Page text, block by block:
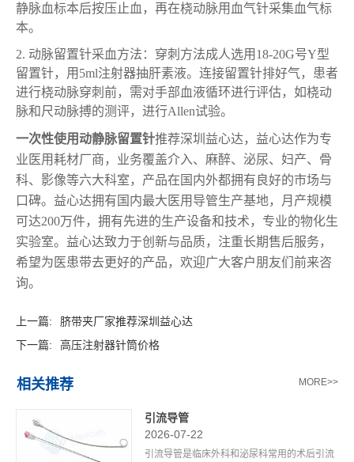
静脉血标本后按压止血，再在桡动脉用血气针采集血气标
本。
2. 动脉留置针采血方法：穿刺方法成人选用 18-20G号Y型
留置针，用5ml注射器抽肝素液。连接留置针排好气，患者
进行桡动脉穿刺前，需对手部血液循环进行评估，如桡动
脉和尺动脉搏的测评，进行Allen试验。
一次性使用动静脉留置针推荐深圳益心达，益心达作为专
业医用耗材厂商，业务覆盖介入、麻醉、泌尿、妇产、骨
科、影像等六大科室，产品在国内外都拥有良好的市场与
口碑。益心达拥有国内最大医用导管生产基地，月产规模
可达200万件，拥有先进的生产设备和技术，专业的物化生
实验室。益心达致力于创新与品质，注重长期售后服务，
希望为医患带去更好的产品，欢迎广大客户朋友们前来咨
询。
上一篇:
脐带夹厂家推荐深圳益心达
下一篇:
高压注射器针筒价格
相关推荐 MORE>>
引流导管
2026-07-22
引流导管是临床外科和泌尿科常用的术后引流